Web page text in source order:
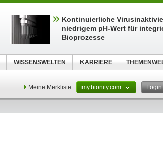
Meine Merkliste my.bionity.com Login
Kontinuierliche
niedrigem pH-Wert für
Bioprozesse
WISSENSWELTEN KARRIERE